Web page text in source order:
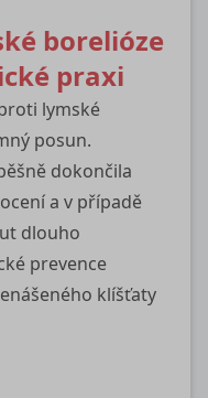
borelióze
praxi
lymské
posun.
dokončila
a v případě
dlouho
prevence
klíšťaty